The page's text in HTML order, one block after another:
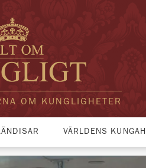
OM KUNGLIGHETER
VÄRLDENS